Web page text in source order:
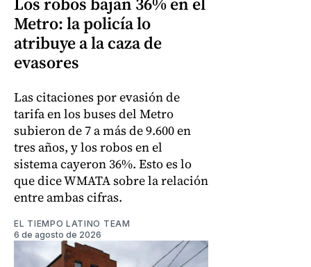
Metro: la policía lo
atribuye a la caza de
evasores
Las citaciones por evasión de
tarifa en los buses del Metro
subieron de 7 a más de 9.600 en
tres años, y los robos en el
sistema cayeron 36%. Esto es lo
que dice WMATA sobre la relación
entre ambas cifras.
EL TIEMPO LATINO TEAM
6 de agosto de 2026